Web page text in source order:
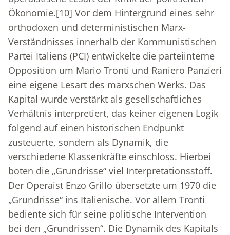
Ökonomie.[10] Vor dem Hintergrund eines sehr
orthodoxen und deterministischen Marx-
Verständnisses innerhalb der Kommunistischen
Partei Italiens (PCI) entwickelte die parteiinterne
Opposition um Mario Tronti und Raniero Panzieri
eine eigene Lesart des marxschen Werks. Das
Kapital wurde verstärkt als gesellschaftliches
Verhältnis interpretiert, das keiner eigenen Logik
folgend auf einen historischen Endpunkt
zusteuerte, sondern als Dynamik, die
verschiedene Klassenkräfte einschloss. Hierbei
boten die „Grundrisse“ viel Interpretationsstoff.
Der Operaist Enzo Grillo übersetzte um 1970 die
„Grundrisse“ ins Italienische. Vor allem Tronti
bediente sich für seine politische Intervention
bei den „Grundrissen“. Die Dynamik des Kapitals